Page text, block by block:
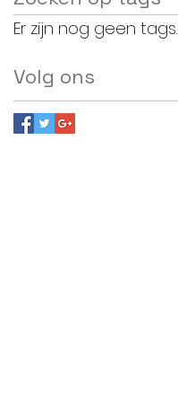
Er zijn nog geen tags.
Volg ons